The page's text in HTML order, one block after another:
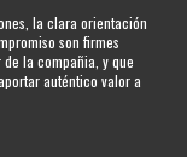
la clara orientación
son firmes
la compañia, y que
auténtico valor a